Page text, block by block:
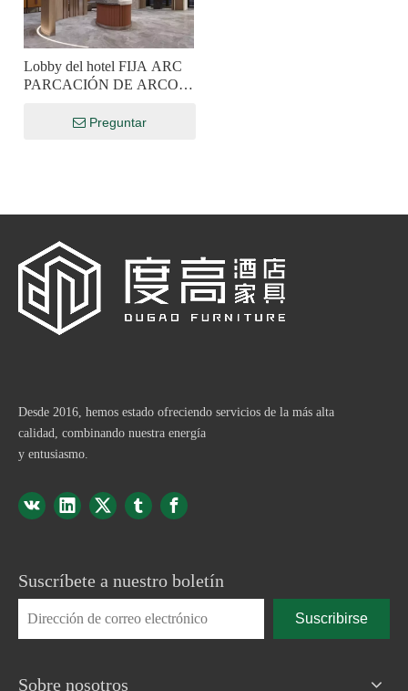
Lobby del hotel FIJA ARC
PARCACIÓN DE ARCO
PERSONALIZACIÓN
Preguntar
Desde 2016, hemos estado ofreciendo servicios de la más alta
calidad, combinando nuestra energía
y entusiasmo.
Suscríbete a nuestro boletín
Suscribirse
Sobre nosotros